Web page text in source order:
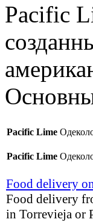
Pacific
Pacific Lime
Pacific Lime
Food delivery
Food delivery
in Torrevieja or